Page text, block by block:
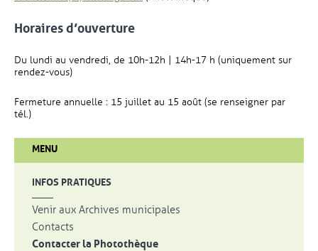
Horaires d’ouverture
Du lundi au vendredi, de 10h-12h | 14h-17 h (uniquement sur
rendez-vous)
Fermeture annuelle : 15 juillet au 15 août (se renseigner par
tél.)
MENU
INFOS PRATIQUES
Venir aux Archives municipales
Contacts
Contacter la Photothèque